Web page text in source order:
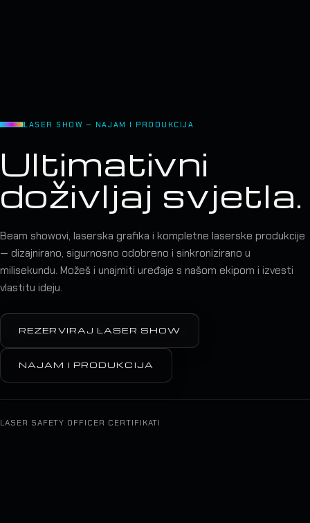
LASER SHOW — NAJAM I PRODUKCIJA
Ultimativni
doživljaj svjetla.
Beam showovi, laserska grafika i kompletne laserske produkcije
— dizajnirano, sigurnosno odobreno i sinkronizirano u
milisekundu. Možeš i unajmiti uređaje s našom ekipom i izvesti
vlastitu ideju.
REZERVIRAJ LASER SHOW
NAJAM I PRODUKCIJA
LASER SAFETY OFFICER CERTIFIKATI